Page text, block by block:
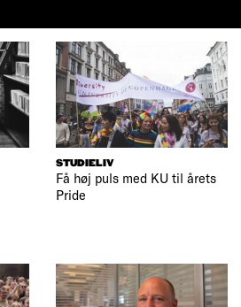
STUDIELIV
Få høj puls med KU til årets
Pride